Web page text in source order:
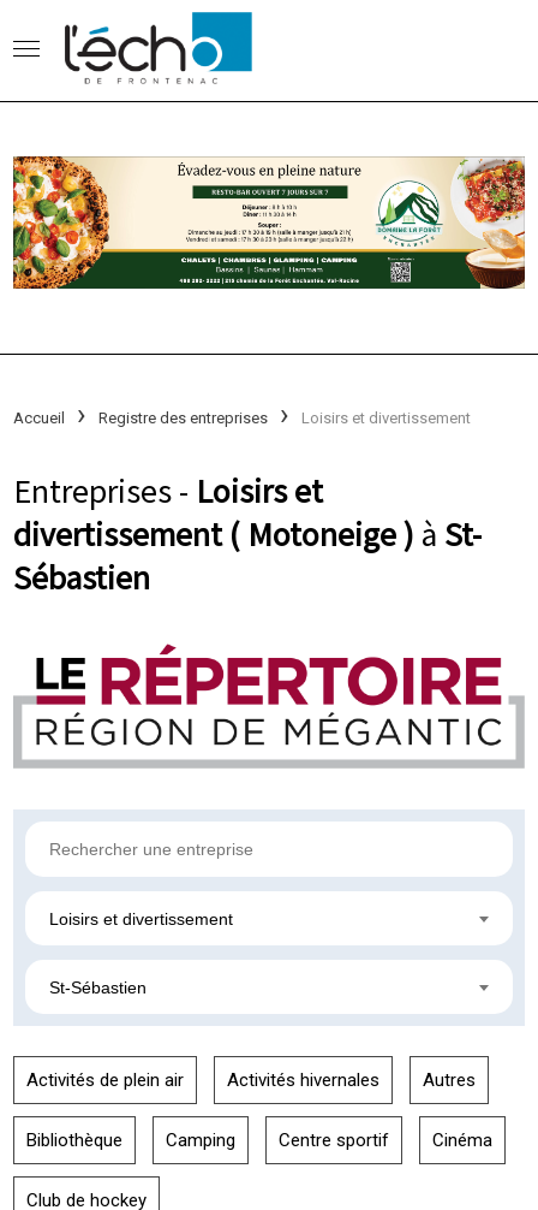
Accueil Registre des entreprises Loisirs et divertissement
Entreprises - Loisirs et
divertissement ( Motoneige ) à St-
Sébastien
Loisirs et divertissement
St-Sébastien
Activités de plein air Activités hivernales Autres
Bibliothèque Camping Centre sportif Cinéma
Club de hockey